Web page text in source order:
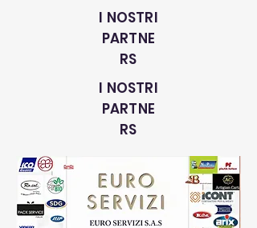
I NOSTRI
PARTNE
RS
I NOSTRI
PARTNE
RS